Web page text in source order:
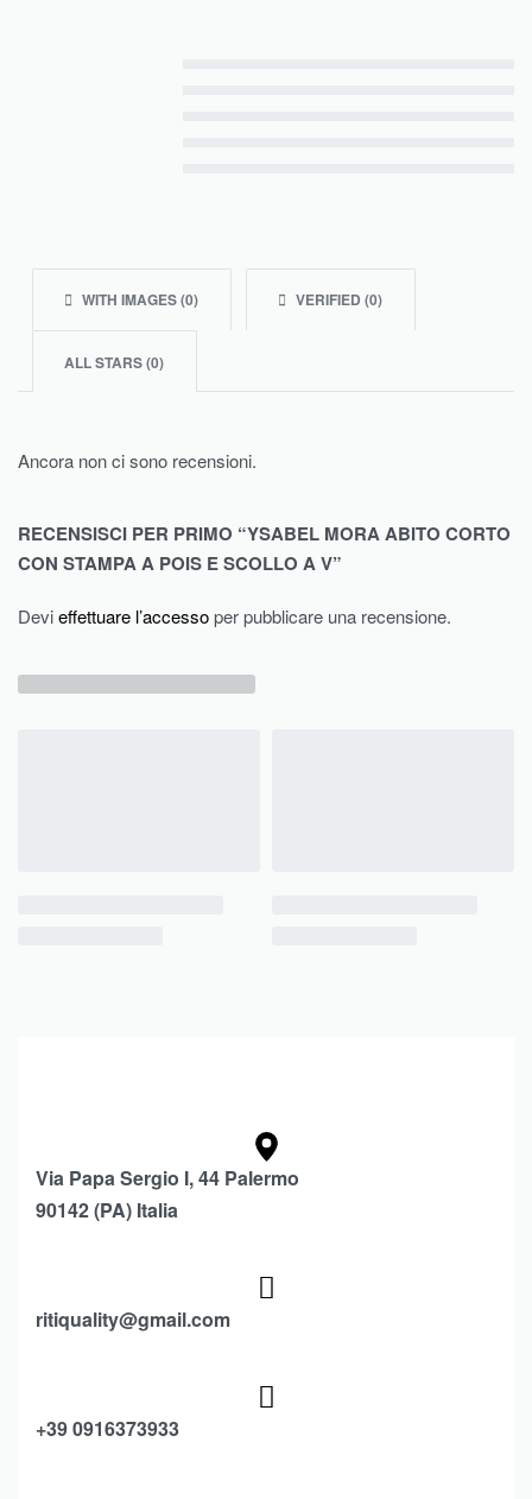
WITH IMAGES (0) VERIFIED (0)
ALL STARS (0)
Ancora non ci sono recensioni.
RECENSISCI PER PRIMO “YSABEL MORA ABITO CORTO
CON STAMPA A POIS E SCOLLO A V”
Devieffettuare l’accessoper pubblicare una recensione.
Via Papa Sergio I, 44 Palermo
90142 (PA) Italia
ritiquality@gmail.com
+39 0916373933